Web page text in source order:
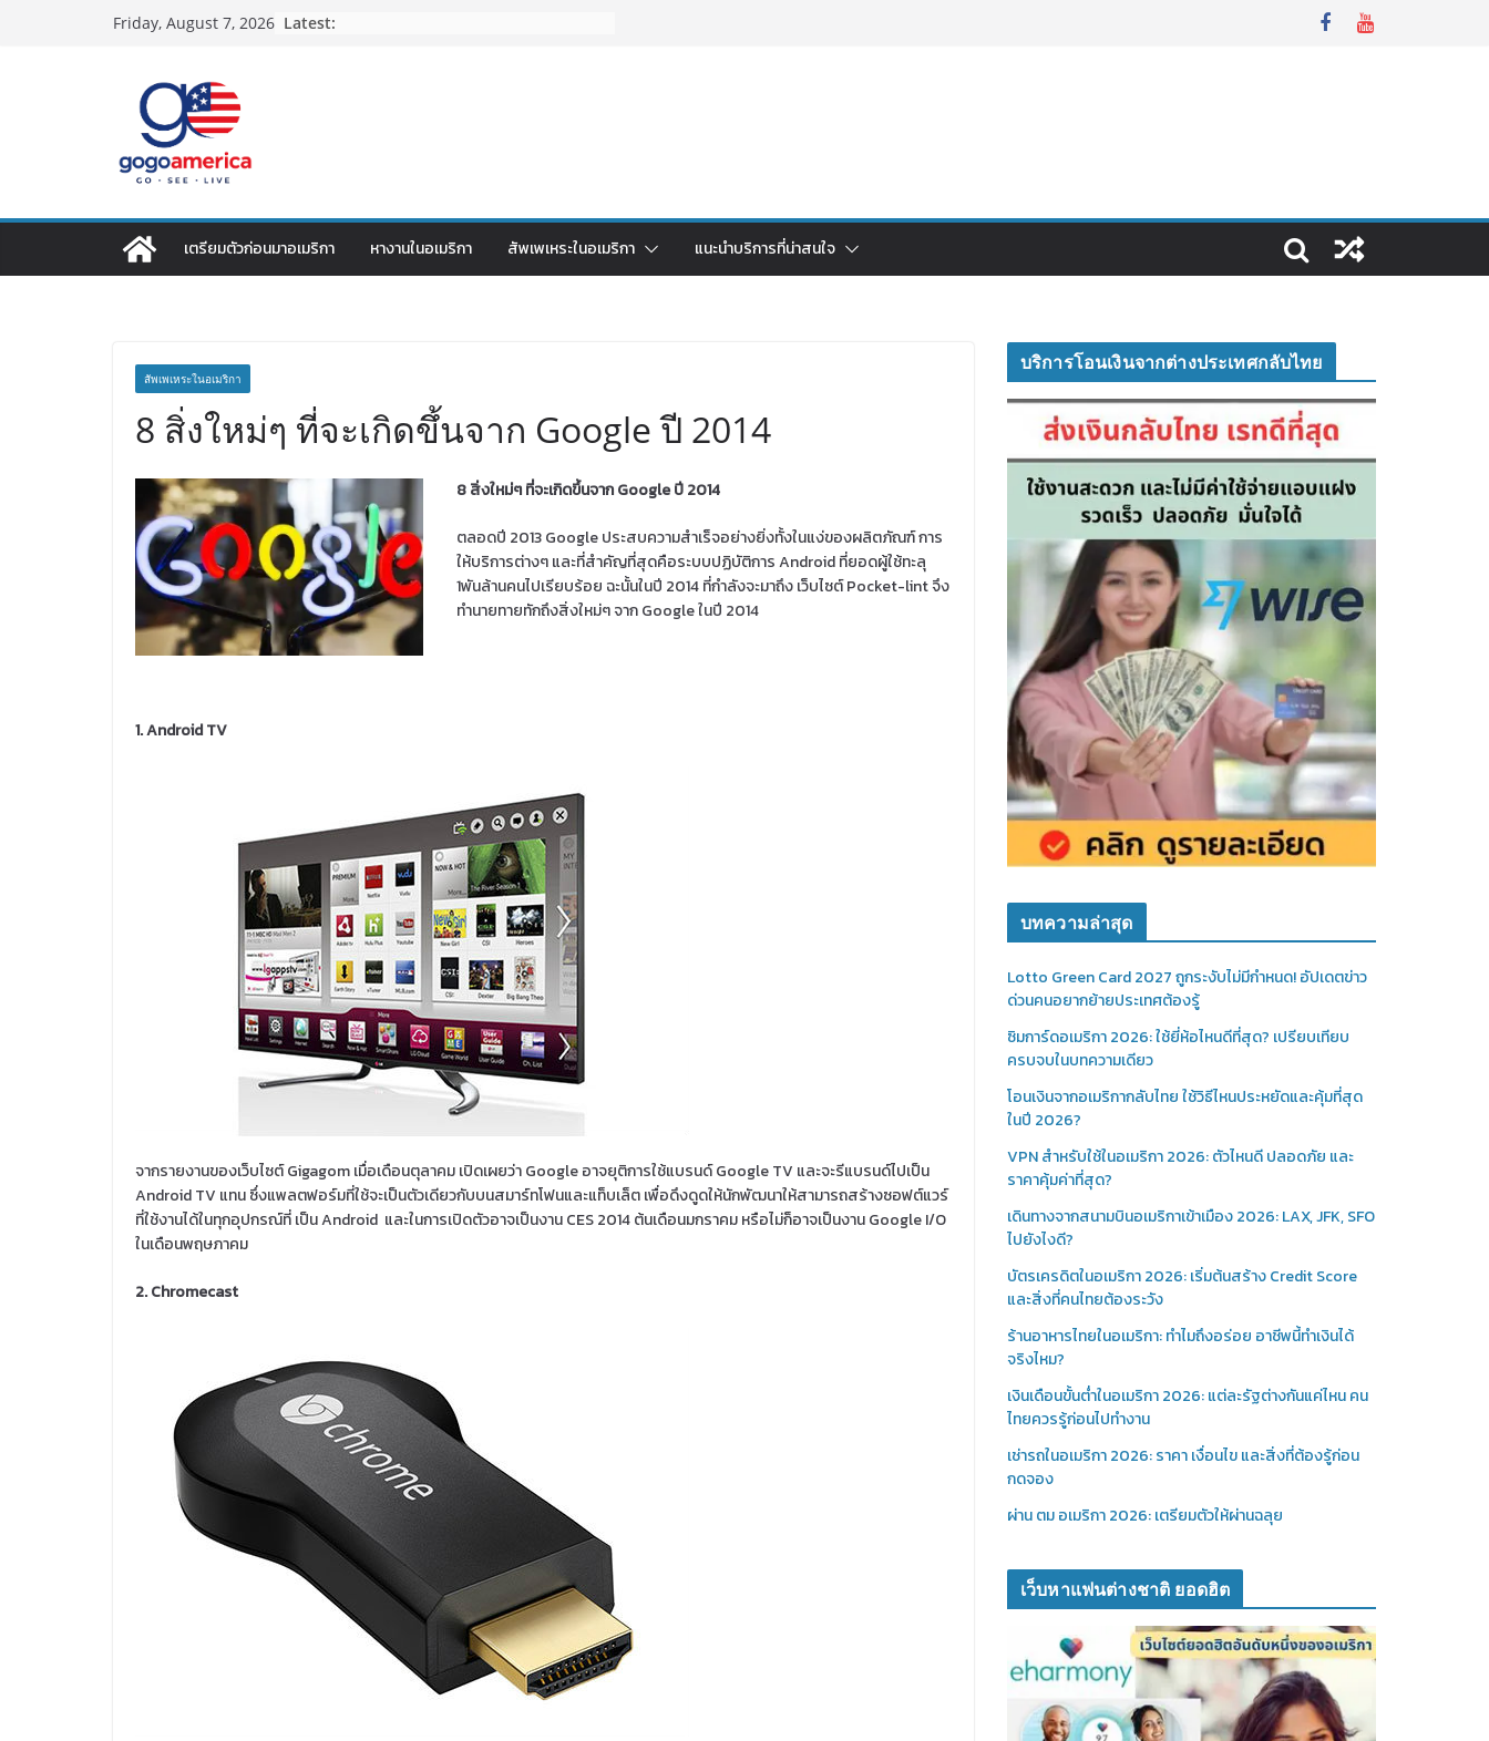
Friday, August 7, 2026 Latest:
เตรียมตัวก่อนมาอเมริกา หางานในอเมริกา สัพเพเหระในอเมริกา แนะนำบริการที่น่าสนใจ
สัพเพเหระในอเมริกา
8 สิ่งใหม่ๆ ที่จะเกิดขึ้นจาก Google ปี 2014
8 สิ่งใหม่ๆ ที่จะเกิดขึ้นจาก Google ปี 2014
ตลอดปี 2013 Google ประสบความสำเร็จอย่างยิ่งทั้งในแง่ของผลิตภัณฑ์ การ
ให้บริการต่างๆ และที่สำคัญที่สุดคือระบบปฏิบัติการ Android ที่ยอดผู้ใช้ทะลุ
1พันล้านคนไปเรียบร้อย ฉะนั้นในปี 2014 ที่กำลังจะมาถึง เว็บไซต์ Pocket-lint จึง
ทำนายทายทักถึงสิ่งใหม่ๆ จาก Google ในปี 2014
1. Android TV
จากรายงานของเว็บไซต์ Gigagom เมื่อเดือนตุลาคม เปิดเผยว่า Google อาจยุติการใช้แบรนด์ Google TV และจะรีแบรนด์ไปเป็น
Android TV แทน ซึ่งแพลตฟอร์มที่ใช้จะเป็นตัวเดียวกับบนสมาร์ทโฟนและแท็บเล็ต เพื่อดึงดูดให้นักพัฒนาให้สามารถสร้างซอฟต์แวร์
ที่ใช้งานได้ในทุกอุปกรณ์ที่ เป็น Android และในการเปิดตัวอาจเป็นงาน CES 2014 ต้นเดือนมกราคม หรือไม่ก็อาจเป็นงาน Google I/O
ในเดือนพฤษภาคม
2. Chromecast
บริการโอนเงินจากต่างประเทศกลับไทย
บทความล่าสุด
Lotto Green Card 2027 ถูกระงับไม่มีกำหนด! อัปเดตข่าว
ด่วนคนอยากย้ายประเทศต้องรู้
ซิมการ์ดอเมริกา 2026: ใช้ยี่ห้อไหนดีที่สุด? เปรียบเทียบ
ครบจบในบทความเดียว
โอนเงินจากอเมริกากลับไทย ใช้วิธีไหนประหยัดและคุ้มที่สุด
ในปี 2026?
VPN สำหรับใช้ในอเมริกา 2026: ตัวไหนดี ปลอดภัย และ
ราคาคุ้มค่าที่สุด?
เดินทางจากสนามบินอเมริกาเข้าเมือง 2026: LAX, JFK, SFO
ไปยังไงดี?
บัตรเครดิตในอเมริกา 2026: เริ่มต้นสร้าง Credit Score
และสิ่งที่คนไทยต้องระวัง
ร้านอาหารไทยในอเมริกา: ทำไมถึงอร่อย อาชีพนี้ทำเงินได้
จริงไหม?
เงินเดือนขั้นต่ำในอเมริกา 2026: แต่ละรัฐต่างกันแค่ไหน คน
ไทยควรรู้ก่อนไปทำงาน
เช่ารถในอเมริกา 2026: ราคา เงื่อนไข และสิ่งที่ต้องรู้ก่อน
กดจอง
ผ่าน ตม อเมริกา 2026: เตรียมตัวให้ผ่านฉลุย
เว็บหาแฟนต่างชาติ ยอดฮิต